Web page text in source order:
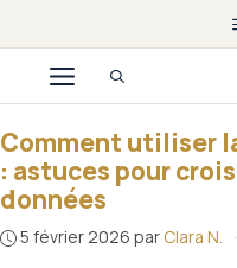
au
contenuMenu
Comment utiliser
: astuces pour
données
5 février 2026 par Clara N. ·